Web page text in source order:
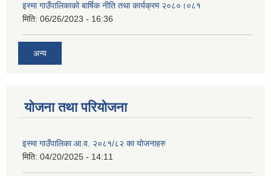
इस्मा गाउँपालिकाको बार्षिक नीति तथा कार्यक्रम २०८०।०८१
मिति: 06/26/2023 - 16:36
अन्य
योजना तथा परियोजना
इस्मा गाउँपालिका आ.व. २०८१/८२ का योजनाहरु
मिति: 04/20/2025 - 14:11